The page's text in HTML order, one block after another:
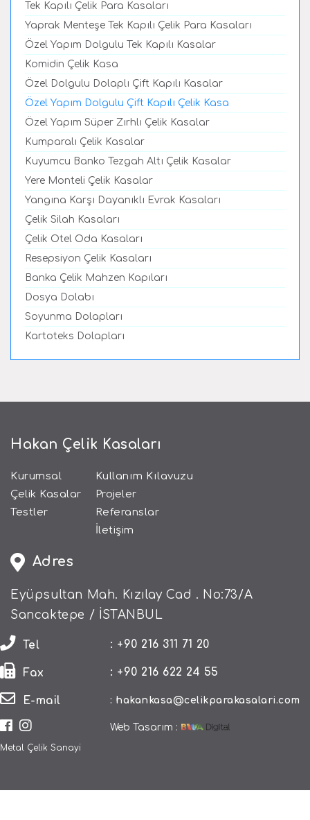
Tek Kapılı Çelik Para Kasaları
Yaprak Menteşe Tek Kapılı Çelik Para Kasaları
Özel Yapım Dolgulu Tek Kapılı Kasalar
Komidin Çelik Kasa
Özel Dolgulu Dolaplı Çift Kapılı Kasalar
Özel Yapım Dolgulu Çift Kapılı Çelik Kasa
Özel Yapım Süper Zırhlı Çelik Kasalar
Kumparalı Çelik Kasalar
Kuyumcu Banko Tezgah Altı Çelik Kasalar
Yere Monteli Çelik Kasalar
Yangına Karşı Dayanıklı Evrak Kasaları
Çelik Silah Kasaları
Çelik Otel Oda Kasaları
Resepsiyon Çelik Kasaları
Banka Çelik Mahzen Kapıları
Dosya Dolabı
Soyunma Dolapları
Kartoteks Dolapları
Hakan Çelik Kasaları
Kurumsal
Çelik Kasalar
Testler
Kullanım Kılavuzu
Projeler
Referanslar
İletişim
Adres
Eyüpsultan Mah. Kızılay Cad . No:73/A
Sancaktepe / İSTANBUL
Tel : +90 216 311 71 20
Fax : +90 216 622 24 55
E-mail : hakankasa@celikparakasalari.com
Web Tasarım :
Metal Çelik Sanayi